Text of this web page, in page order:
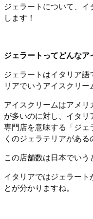
ジェラートについて、イ
します！
ジェラートってどんなア
ジェラートはイタリア
リアでいうアイスクリー
アイスクリームはアメ
が多いのに対し、イタリ
専門店を意味する「ジ
くのジェラテリアがある
この店舗数は日本でいう
イタリアではジェラー
とが分かりますね。